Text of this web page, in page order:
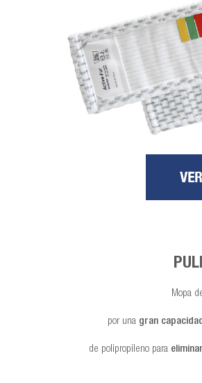
Mopa
por una gran
de polipropileno para